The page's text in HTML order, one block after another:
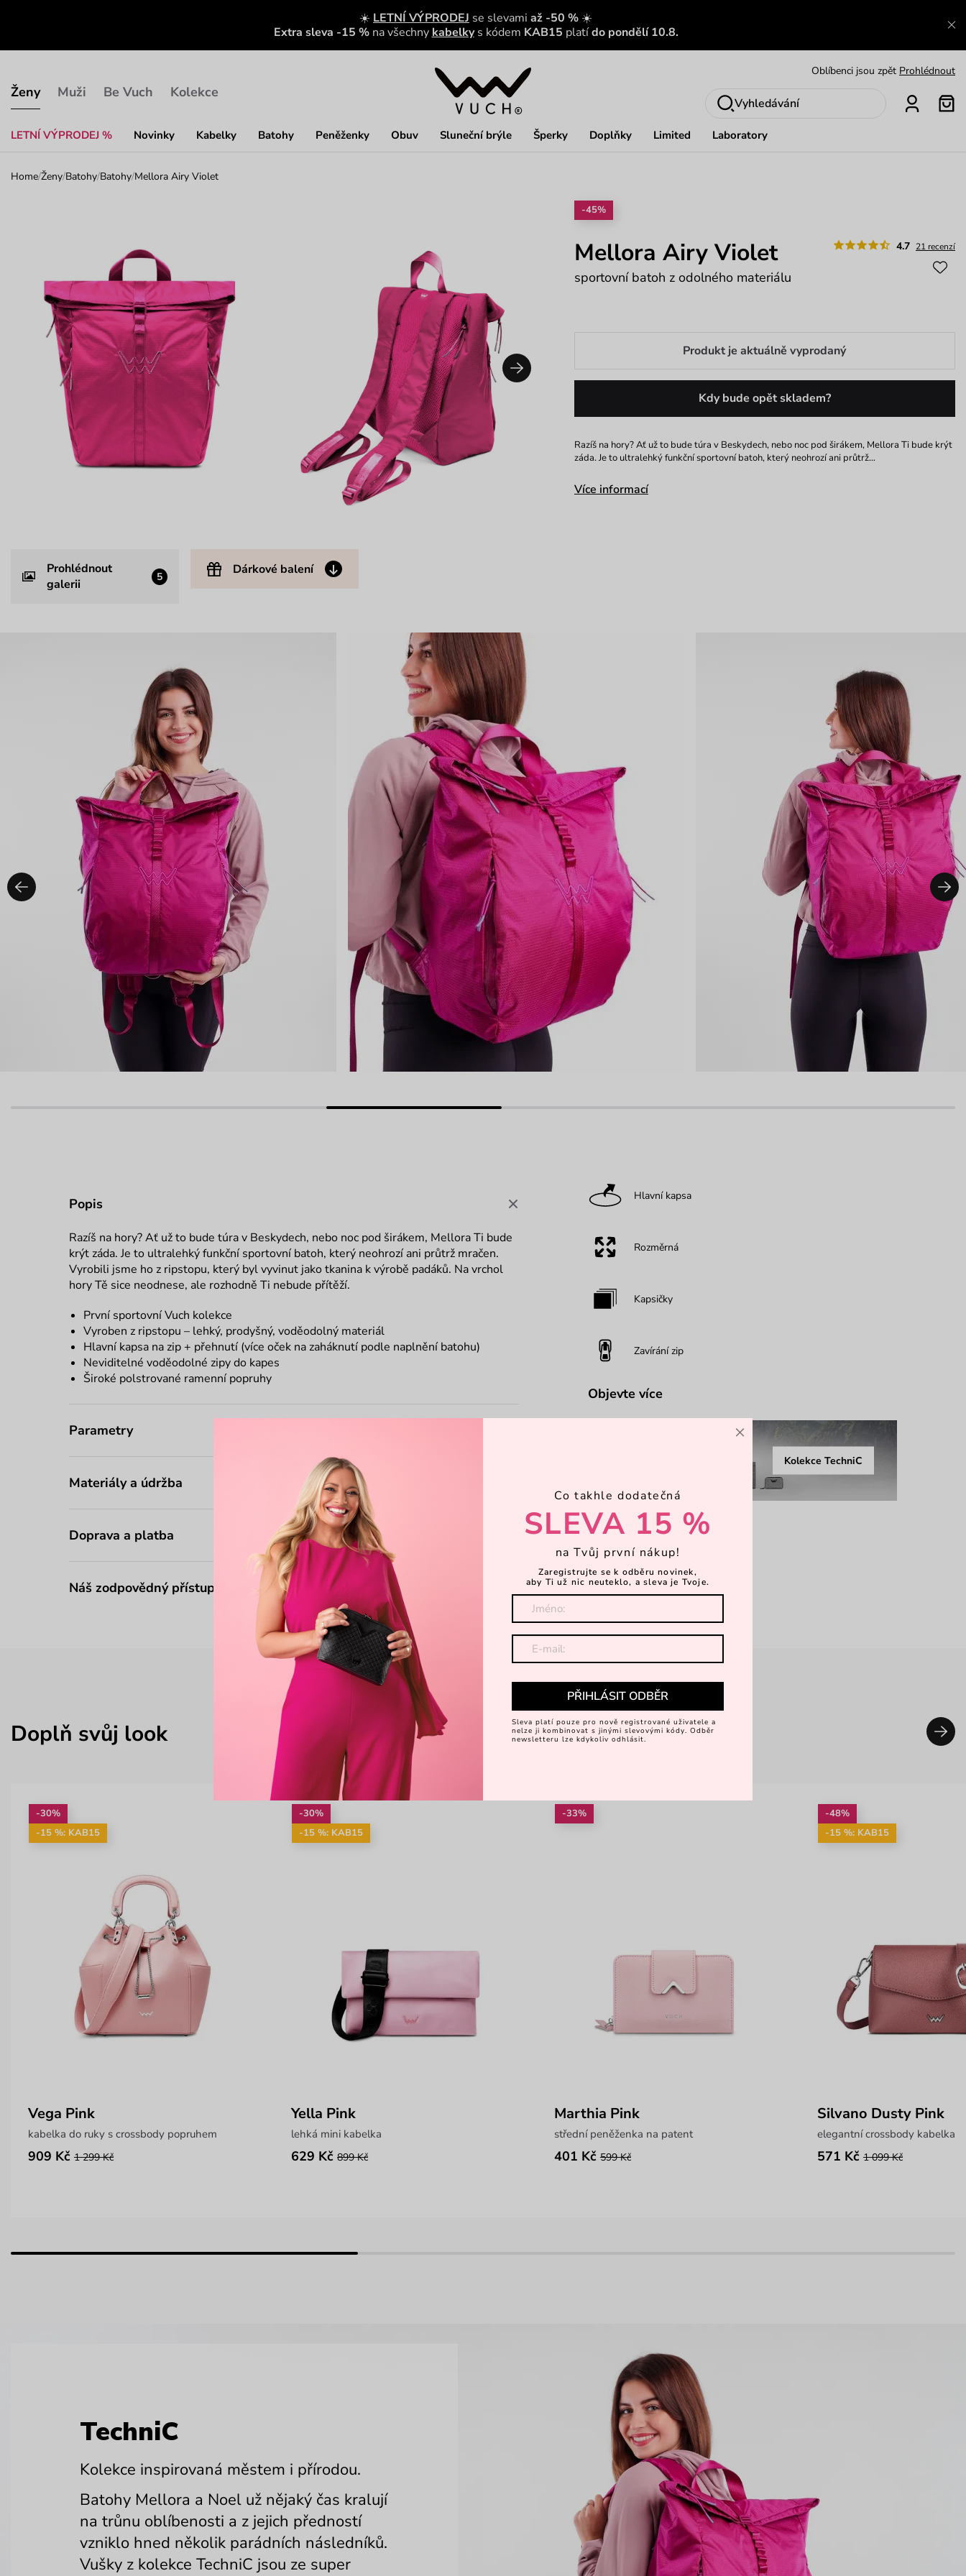
☀️ LETNÍ VÝPRODEJ se slevami až -50 % ☀️
Extra sleva -15 % na všechny kabelky s kódem KAB15 platído pondělí 10.8.
Ženy
LETNÍ VÝPRODEJ % Novinky Kabelky Batohy Peněženky Obuv Sluneční brýle Šperky Doplňky Limited Laboratory
Muži Be Vuch Kolekce
Nech se inspirovat Ukázat
Vyhledávání
Home/Ženy/Batohy/Batohy/Mellora Airy Violet
Prohlédnout
galerii
5 Dárkové balení
-45%
4.7 21 recenzí
Mellora Airy Violet
sportovní batoh z odolného materiálu
Produkt je aktuálně vyprodaný
Kdy bude opět skladem?
Razíš na hory? Ať už to bude túra v Beskydech, nebo noc pod širákem, Mellora Ti bude krýt
záda. Je to ultralehký funkční sportovní batoh, který neohrozí ani průtrž…
Více informací
Popis
Razíš na hory? Ať už to bude túra v Beskydech, nebo noc pod širákem, Mellora Ti bude
krýt záda. Je to ultralehký funkční sportovní batoh, který neohrozí ani průtrž mračen.
Vyrobili jsme ho z ripstopu, který byl vyvinut jako tkanina k výrobě padáků. Na vrchol
hory Tě sice neodnese, ale rozhodně Ti nebude přítěží.
První sportovní Vuch kolekce
Vyroben z ripstopu – lehký, prodyšný, voděodolný materiál
Hlavní kapsa na zip + přehnutí (více oček na zaháknutí podle naplnění batohu)
Neviditelné voděodolné zipy do kapes
Široké polstrované ramenní popruhy
Parametry
Materiály a údržba
Doprava a platba
Náš zodpovědný přístup
Hlavní kapsa
Rozměrná
Kapsičky
Zavírání zip
Objevte více
Kolekce TechniC
Doplň svůj look
-30%
-15 %: KAB15
Vega Pink
kabelka do ruky s crossbody popruhem
909 Kč 1 299 Kč
-30%
-15 %: KAB15
Yella Pink
lehká mini kabelka
629 Kč 899 Kč
-33%
Marthia Pink
střední peněženka na patent
401 Kč 599 Kč
-48%
-15 %: KAB15
Silvano Dusty Pink
elegantní crossbody kabelka
571 Kč 1 099 Kč
TechniC
Kolekce inspirovaná městem i přírodou.
Batohy Mellora a Noel už nějaký čas kralují
na trůnu oblíbenosti a z jejich předností
vzniklo hned několik parádních následníků.
Vušky z kolekce TechniC jsou ze super
×
Co takhle dodatečná
SLEVA 15 %
na Tvůj první nákup!
Zaregistrujte se k odběru novinek,
aby Ti už nic neuteklo, a sleva je Tvoje.
PŘIHLÁSIT ODBĚR
Sleva platí pouze pro nově registrované uživatele a
nelze ji kombinovat s jinými slevovými kódy. Odběr
newsletteru lze kdykoliv odhlásit.